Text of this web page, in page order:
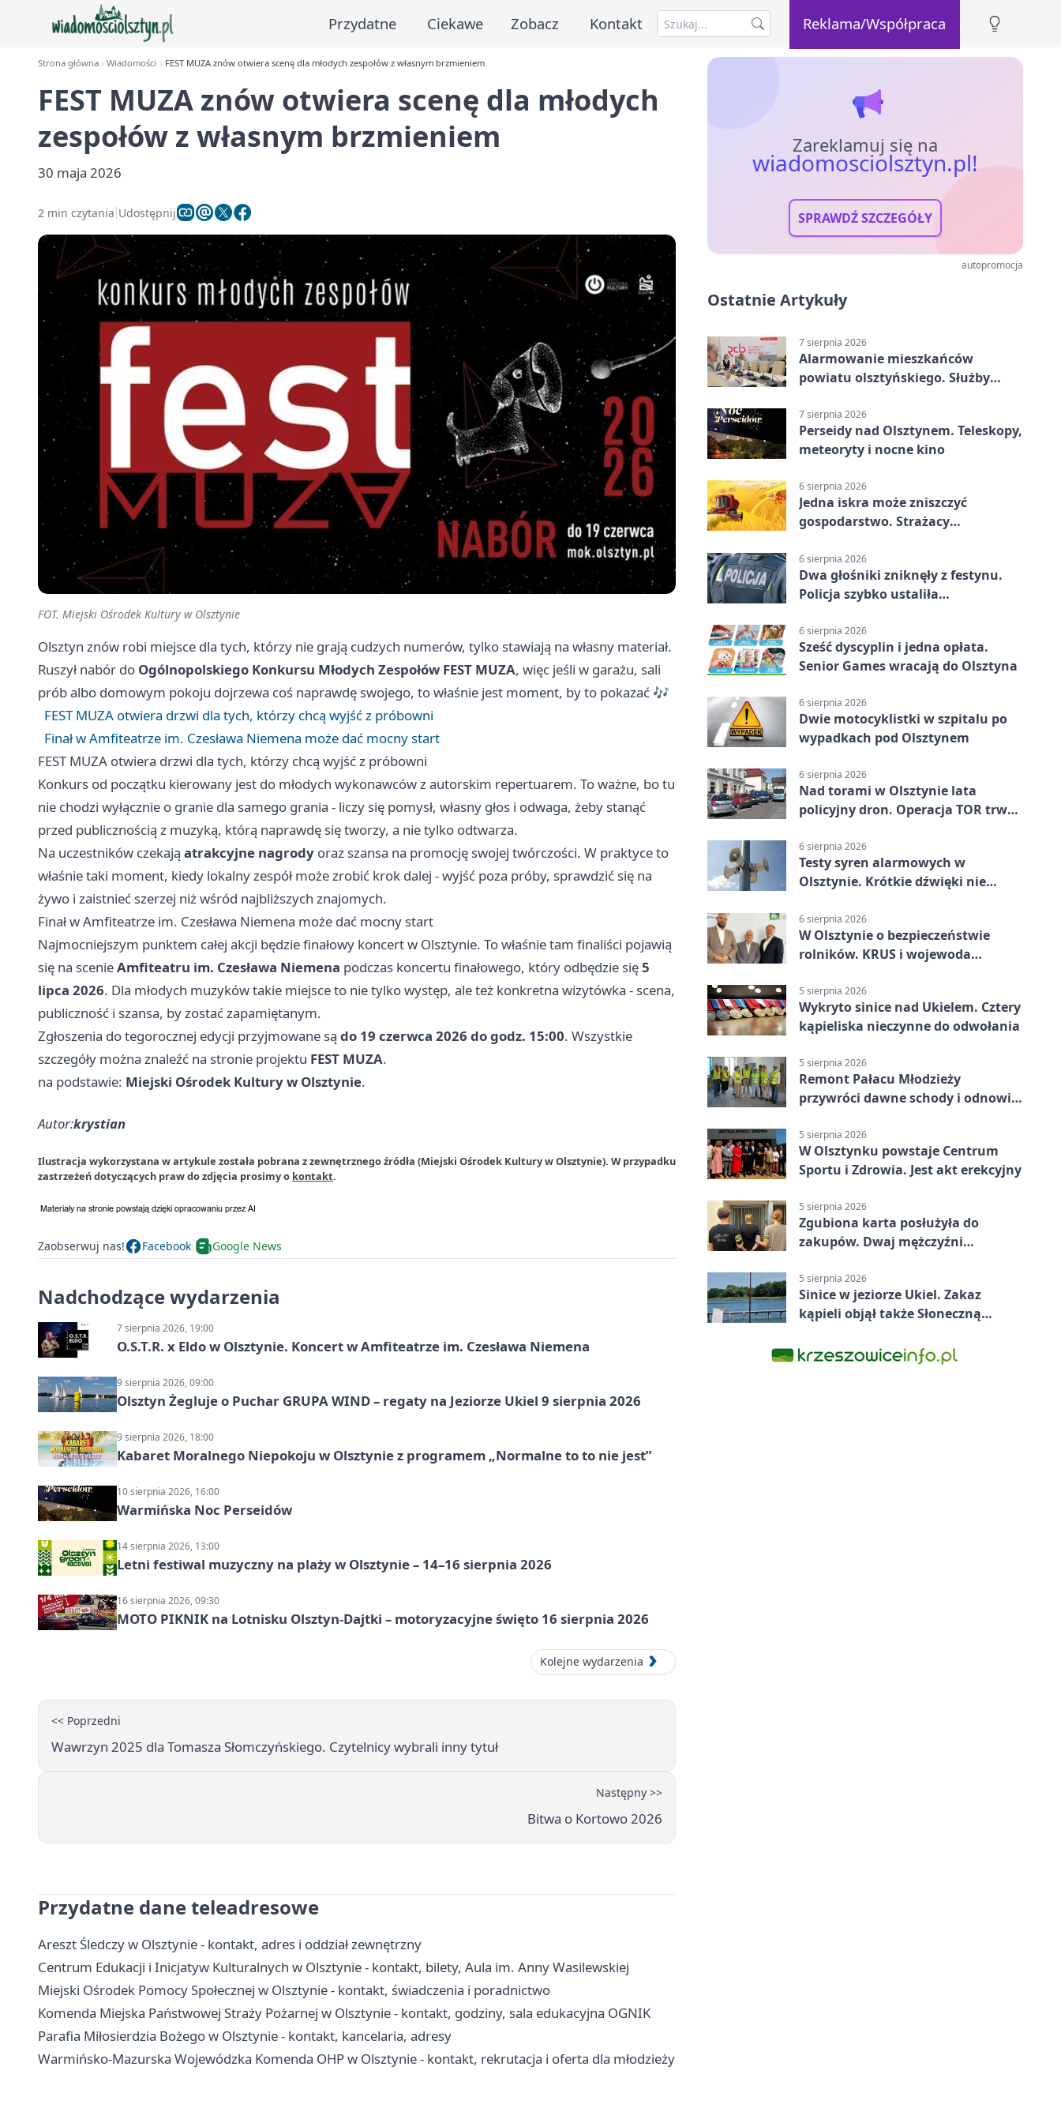
Przydatne Ciekawe Zobacz Kontakt Reklama/Współpraca
Strona główna Wiadomości FEST MUZA znów otwiera scenę dla młodych zespołów z własnym brzmieniem
FEST MUZA znów otwiera scenę dla młodych
zespołów z własnym brzmieniem
30 maja 2026
2 min czytania Udostępnij
FOT. Miejski Ośrodek Kultury w Olsztynie
Olsztyn znów robi miejsce dla tych, którzy nie grają cudzych numerów, tylko stawiają na własny materiał.
Ruszył nabór do Ogólnopolskiego Konkursu Młodych Zespołów FEST MUZA, więc jeśli w garażu, sali
prób albo domowym pokoju dojrzewa coś naprawdę swojego, to właśnie jest moment, by to pokazać 🎶
FEST MUZA otwiera drzwi dla tych, którzy chcą wyjść z próbowni
Finał w Amfiteatrze im. Czesława Niemena może dać mocny start
FEST MUZA otwiera drzwi dla tych, którzy chcą wyjść z próbowni
Konkurs od początku kierowany jest do młodych wykonawców z autorskim repertuarem. To ważne, bo tu
nie chodzi wyłącznie o granie dla samego grania - liczy się pomysł, własny głos i odwaga, żeby stanąć
przed publicznością z muzyką, którą naprawdę się tworzy, a nie tylko odtwarza.
Na uczestników czekają atrakcyjne nagrody oraz szansa na promocję swojej twórczości. W praktyce to
właśnie taki moment, kiedy lokalny zespół może zrobić krok dalej - wyjść poza próby, sprawdzić się na
żywo i zaistnieć szerzej niż wśród najbliższych znajomych.
Finał w Amfiteatrze im. Czesława Niemena może dać mocny start
Najmocniejszym punktem całej akcji będzie finałowy koncert w Olsztynie. To właśnie tam finaliści pojawią
się na scenieAmfiteatru im. Czesława Niemena podczas koncertu finałowego, który odbędzie się5
lipca 2026. Dla młodych muzyków takie miejsce to nie tylko występ, ale też konkretna wizytówka - scena,
publiczność i szansa, by zostać zapamiętanym.
Zgłoszenia do tegorocznej edycji przyjmowane są do 19 czerwca 2026 do godz. 15:00. Wszystkie
szczegóły można znaleźć na stronie projektu FEST MUZA.
na podstawie: Miejski Ośrodek Kultury w Olsztynie.
Autor:krystian
Ilustracja wykorzystana w artykule została pobrana z zewnętrznego źródła (Miejski Ośrodek Kultury w Olsztynie). W przypadku
zastrzeżeń dotyczących praw do zdjęcia prosimy o kontakt.
Zaobserwuj nas! Facebook Google News
Nadchodzące wydarzenia
7 sierpnia 2026, 19:00
O.S.T.R. x Eldo w Olsztynie. Koncert w Amfiteatrze im. Czesława Niemena
9 sierpnia 2026, 09:00
Olsztyn Żegluje o Puchar GRUPA WIND – regaty na Jeziorze Ukiel 9 sierpnia 2026
9 sierpnia 2026, 18:00
Kabaret Moralnego Niepokoju w Olsztynie z programem „Normalne to to nie jest”
10 sierpnia 2026, 16:00
Warmińska Noc Perseidów
14 sierpnia 2026, 13:00
Letni festiwal muzyczny na plaży w Olsztynie – 14–16 sierpnia 2026
16 sierpnia 2026, 09:30
MOTO PIKNIK na Lotnisku Olsztyn-Dajtki – motoryzacyjne święto 16 sierpnia 2026
Kolejne wydarzenia
<< Poprzedni
Wawrzyn 2025 dla Tomasza Słomczyńskiego. Czytelnicy wybrali inny tytuł
Następny >>
Bitwa o Kortowo 2026
Przydatne dane teleadresowe
Areszt Śledczy w Olsztynie - kontakt, adres i oddział zewnętrzny
Centrum Edukacji i Inicjatyw Kulturalnych w Olsztynie - kontakt, bilety, Aula im. Anny Wasilewskiej
Miejski Ośrodek Pomocy Społecznej w Olsztynie - kontakt, świadczenia i poradnictwo
Komenda Miejska Państwowej Straży Pożarnej w Olsztynie - kontakt, godziny, sala edukacyjna OGNIK
Parafia Miłosierdzia Bożego w Olsztynie - kontakt, kancelaria, adresy
Warmińsko-Mazurska Wojewódzka Komenda OHP w Olsztynie - kontakt, rekrutacja i oferta dla młodzieży
Zareklamuj się na
wiadomosciolsztyn.pl!
SPRAWDŹ SZCZEGÓŁY
autopromocja
Ostatnie Artykuły
7 sierpnia 2026
Alarmowanie mieszkańców
powiatu olsztyńskiego. Służby
7 sierpnia 2026
Perseidy nad Olsztynem. Teleskopy,
meteoryty i nocne kino
6 sierpnia 2026
Jedna iskra może zniszczyć
gospodarstwo. Strażacy
6 sierpnia 2026
Dwa głośniki zniknęły z festynu.
Policja szybko ustaliła
6 sierpnia 2026
Sześć dyscyplin i jedna opłata.
Senior Games wracają do Olsztyna
6 sierpnia 2026
Dwie motocyklistki w szpitalu po
wypadkach pod Olsztynem
6 sierpnia 2026
Nad torami w Olsztynie lata
policyjny dron. Operacja TOR trwa
6 sierpnia 2026
Testy syren alarmowych w
Olsztynie. Krótkie dźwięki nie
6 sierpnia 2026
W Olsztynie o bezpieczeństwie
rolników. KRUS i wojewoda
5 sierpnia 2026
Wykryto sinice nad Ukielem. Cztery
kąpieliska nieczynne do odwołania
5 sierpnia 2026
Remont Pałacu Młodzieży
przywróci dawne schody i odnowi
5 sierpnia 2026
W Olsztynku powstaje Centrum
Sportu i Zdrowia. Jest akt erekcyjny
5 sierpnia 2026
Zgubiona karta posłużyła do
zakupów. Dwaj mężczyźni
5 sierpnia 2026
Sinice w jeziorze Ukiel. Zakaz
kąpieli objął także Słoneczną